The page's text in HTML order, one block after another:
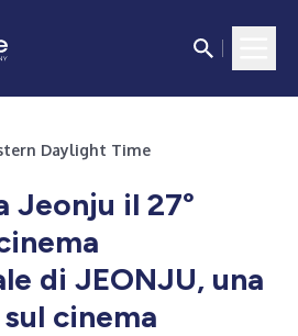
Daylight Time
Jeonju il 27°
di JEONJU, una
cinema